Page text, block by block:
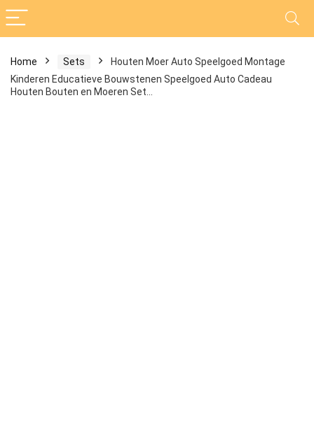
Home Sets
Houten Moer Auto Speelgoed Montage
Kinderen Educatieve Bouwstenen Speelgoed Auto Cadeau
Houten Bouten en Moeren Set…